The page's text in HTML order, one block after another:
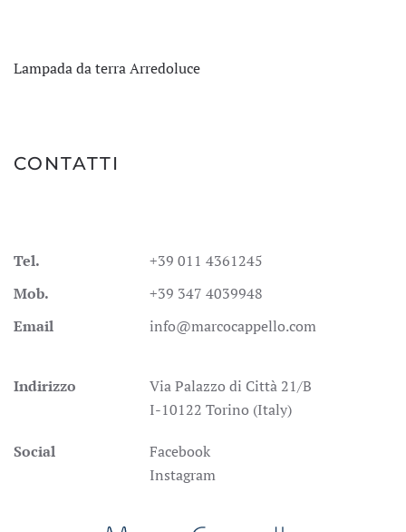
Lampada da terra Arredoluce
CONTATTI
Tel.
+39 011 4361245
Mob.
+39 347 4039948
Email
info@marcocappello.com
Indirizzo
Via Palazzo di Città 21/B
I-10122 Torino (Italy)
Social
Facebook
Instagram